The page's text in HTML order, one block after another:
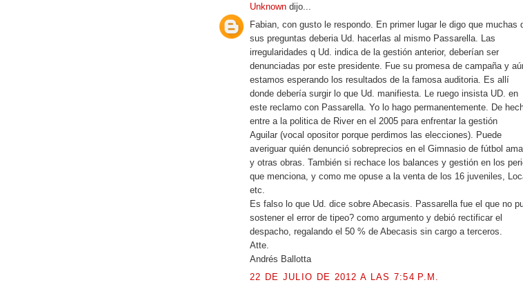
Unknown dijo...
Fabian, con gusto le respondo. En primer lugar le digo que muchas
sus preguntas deberia Ud. hacerlas al mismo Passarella. Las
irregularidades q Ud. indica de la gestión anterior, deberían ser
denunciadas por este presidente. Fue su promesa de campaña y
estamos esperando los resultados de la famosa auditoria. Es allí
donde debería surgir lo que Ud. manifiesta. Le ruego insista UD. en
este reclamo con Passarella. Yo lo hago permanentemente. De
entre a la politica de River en el 2005 para enfrentar la gestión
Aguilar (vocal opositor porque perdimos las elecciones). Puede
averiguar quién denunció sobreprecios en el Gimnasio de fútbol
y otras obras. También si rechace los balances y gestión en los
que menciona, y como me opuse a la venta de los 16 juveniles,
etc.
Es falso lo que Ud. dice sobre Abecasis. Passarella fue el que no
sostener el error de tipeo? como argumento y debió rectificar el
despacho, regalando el 50 % de Abecasis sin cargo a terceros.
Atte.
Andrés Ballotta
22 DE JULIO DE 2012 A LAS 7:54 P.M.